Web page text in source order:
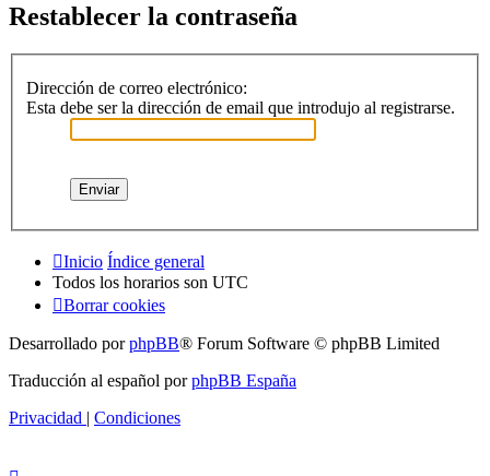
Restablecer la contraseña
Dirección de correo electrónico:
Esta debe ser la dirección de email que introdujo al registrarse.
Inicio Índice general
Todos los horarios son UTC
Borrar cookies
Desarrollado porphpBB® Forum Software © phpBB Limited
Traducción al español porphpBB España
Privacidad | Condiciones